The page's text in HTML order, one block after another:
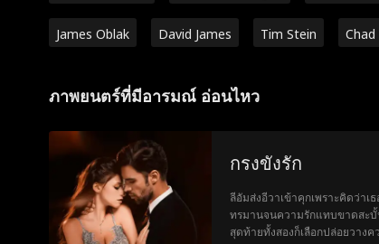
James Oblak David James Tim Stein Chad
ภาพยนตร์ที่มีอารมณ์ อ่อนไหว
กรงขังรัก
ลีอัมส่งอีวาเข้าคุกเพราะคิดว่าเ
ทรมานจนความรักแทบขาดสะบั้
สุดท้ายทั้งสองก็เลือกปล่อยวาง